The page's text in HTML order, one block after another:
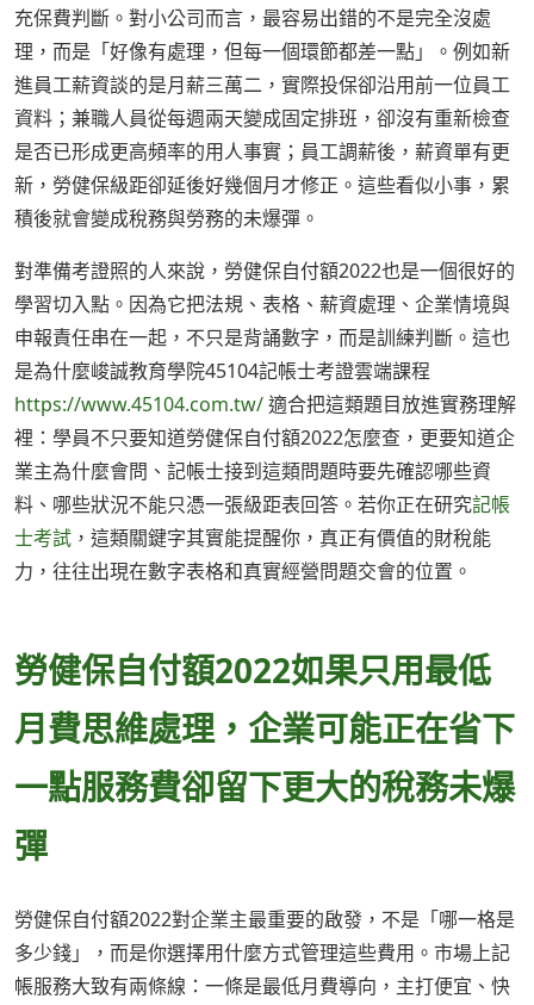
充保費判斷。對小公司而言，最容易出錯的不是完全沒處
理，而是「好像有處理，但每一個環節都差一點」。例如新
進員工薪資談的是月薪三萬二，實際投保卻沿用前一位員工
資料；兼職人員從每週兩天變成固定排班，卻沒有重新檢查
是否已形成更高頻率的用人事實；員工調薪後，薪資單有更
新，勞健保級距卻延後好幾個月才修正。這些看似小事，累
積後就會變成稅務與勞務的未爆彈。
對準備考證照的人來說，勞健保自付額2022也是一個很好的
學習切入點。因為它把法規、表格、薪資處理、企業情境與
申報責任串在一起，不只是背誦數字，而是訓練判斷。這也
是為什麼峻誠教育學院45104記帳士考證雲端課程
https://www.45104.com.tw/適合把這類題目放進實務理解
裡：學員不只要知道勞健保自付額2022怎麼查，更要知道企
業主為什麼會問、記帳士接到這類問題時要先確認哪些資
料、哪些狀況不能只憑一張級距表回答。若你正在研究記帳
士考試 ，這類關鍵字其實能提醒你，真正有價值的財稅能
力，往往出現在數字表格和真實經營問題交會的位置。
勞健保自付額2022如果只用最低
月費思維處理，企業可能正在省下
一點服務費卻留下更大的稅務未爆
彈
勞健保自付額2022對企業主最重要的啟發，不是「哪一格是
多少錢」，而是你選擇用什麼方式管理這些費用。市場上記
帳服務大致有兩條線：一條是最低月費導向，主打便宜、快